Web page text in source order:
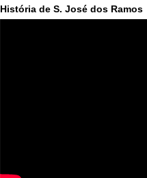
História de S. José dos Ramos